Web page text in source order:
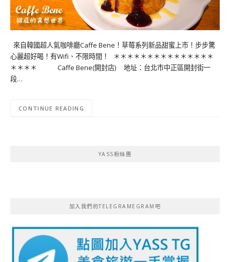
來自韓國超人氣咖啡廳Caffe Bene！草莓系列新品甜蜜上市！步步驚
心麗超好喝！有Wifi、不限時間！ ＊＊＊＊＊＊＊＊＊＊＊＊＊＊＊
＊＊＊＊ Caffe Bene(開封店) 地址：台北市中正區開封街一
段…
CONTINUE READING
YASS粉絲團
加入我們的TELEGRAMEGRAM吧